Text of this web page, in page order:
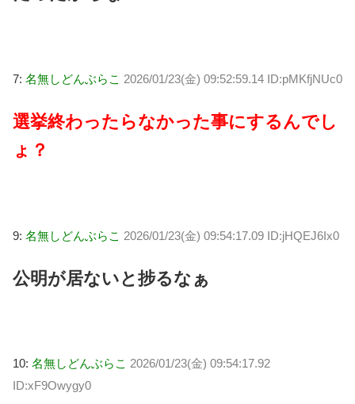
7: 名無しどんぶらこ 2026/01/23(金) 09:52:59.14 ID:pMKfjNUc0
選挙終わったらなかった事にするんでし
ょ？
9: 名無しどんぶらこ 2026/01/23(金) 09:54:17.09 ID:jHQEJ6Ix0
公明が居ないと捗るなぁ
10: 名無しどんぶらこ 2026/01/23(金) 09:54:17.92
ID:xF9Owygy0